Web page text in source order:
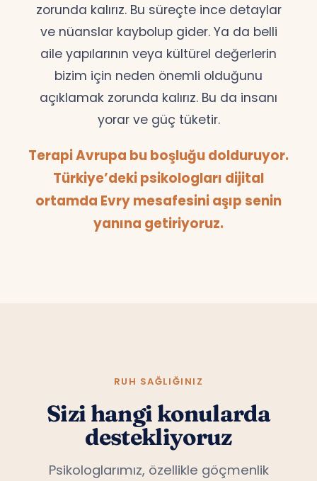
zorunda kalırız. Bu süreçte ince detaylar
ve nüanslar kaybolup gider. Ya da belli
aile yapılarının veya kültürel değerlerin
bizim için neden önemli olduğunu
açıklamak zorunda kalırız. Bu da insanı
yorar ve güç tüketir.
Terapi Avrupa bu boşluğu dolduruyor.
Türkiye’deki psikologları dijital
ortamda Evry mesafesini aşıp senin
yanına getiriyoruz.
RUH SAĞLIĞINIZ
Sizi hangi konularda
destekliyoruz
Psikologlarımız, özellikle göçmenlik